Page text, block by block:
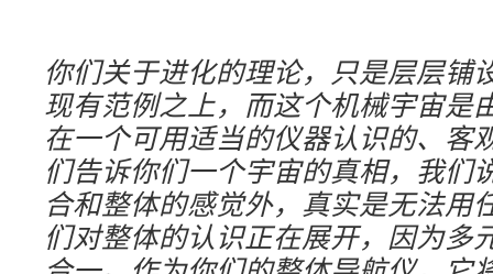
你们关于进化的理论，只是层层铺
现有范例之上，而这个机械宇宙是
在一个可用适当的仪器认识的、客
们告诉你们一个宇宙的真相，我们
合和整体的感觉外，真实是无法用
们对整体的认识正在展开，因为多